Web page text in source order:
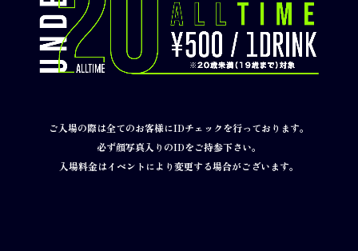
ご入場の際は全てのお客様にIDチェックを行っております。
必ず顔写真入りのIDをご持参下さい。
入場料金はイベントにより変更する場合がございます。